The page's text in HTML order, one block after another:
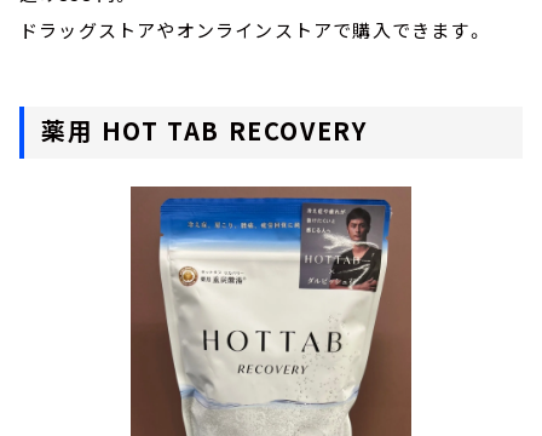
ドラッグストアやオンラインストアで購入できます。
薬用 HOT TAB RECOVERY